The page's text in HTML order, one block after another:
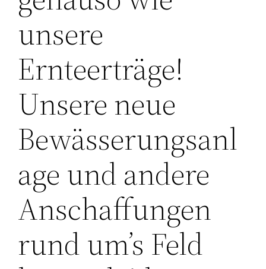
unsere
Ernteerträge!
Unsere neue
Bewässerungsanl
age und andere
Anschaffungen
rund um’s Feld